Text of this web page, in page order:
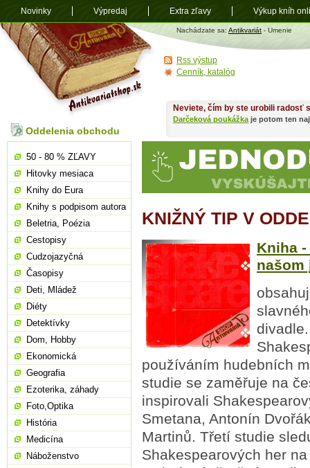
Antikvariát
shop.sk
Nachádzate sa: Antikvariát - Umenie
KNIŽNÝ TIP V
Kniha
našom
používáním hudebních
studie se zaměřuje na
inspirovali
Smetana, Antonín
Martinů. Třetí studie
Shakespearových her
Neviete, čím by ste urobili radosť
Darčeková poukážka je potom ten
Oddelenia obchodu
50 - 80 % ZĽAVY
Hitovky mesiaca
Knihy do Eura
Knihy s podpisom autora
Beletria, Poézia
Cestopisy
Cudzojazyčná
Časopisy
Deti, Mládež
Diéty
Detektívky
Dom, Hobby
Ekonomická
Geografia
Ezoterika, záhady
Foto,Optika
História
Medicína
Náboženstvo
Rss výstup
Cenník, katalóg
Novinky Výpredaj Extra zľavy Výkup kníh